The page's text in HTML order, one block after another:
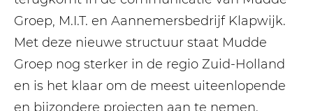
Groep, M.I.T. en Aannemersbedrijf Klapwijk.
Met deze nieuwe structuur staat Mudde
Groep nog sterker in de regio Zuid-Holland
en is het klaar om de meest uiteenlopende
en bijzondere projecten aan te nemen.